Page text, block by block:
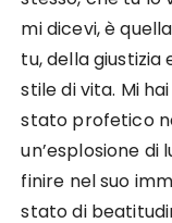
mi dicevi, è
tu, della
stile di vita. Mi
stato profetico
un’esplosione di
finire nel suo
stato di